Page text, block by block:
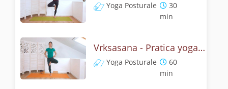
Yoga Posturale
30
min
Vrksasana - Pratica yoga con l'anatomia dell'albero
Yoga Posturale
60
min